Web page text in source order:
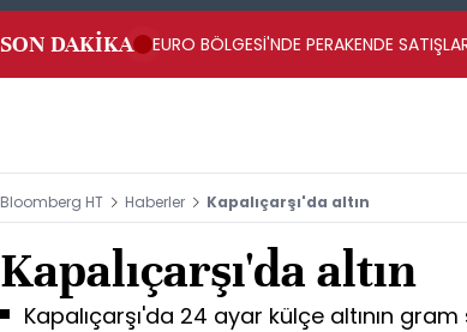
SON DAKİKA
EURO BÖLGESİ'NDE PERAKENDE
Bloomberg HT Haberler Kapalıçarşı'da altın
Kapalıçarşı'da altın
Kapalıçarşı'da 24 ayar külçe altının